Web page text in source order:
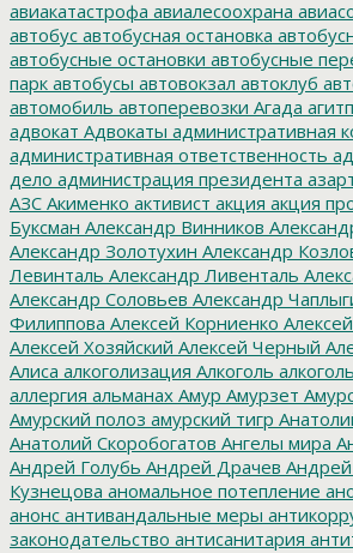
авиакатастрофа авиалесоохрана
автобус автобусная остановка
автобусные остановки автобусные
парк автобусы автовокзал автоклуб
автомобиль автоперевозки Агада
адвокат Адвокаты административная
административная ответственность
дело администрация президента
АЗС Акименко активист акция акция
Буксман Александр Винников
Александр Золотухин Александр
Левинталь Александр Ливенталь
Александр Соловьев Александр
Филиппова Алексей Корниенко
Алексей Хозяйский Алексей Черный
Алиса алкоголизация Алкоголь
аллергия альманах Амур Амурзет
Амурский полоз амурский тигр
Анатолий Скоробогатов Ангелы мира
Андрей Голубь Андрей Драчев
Кузнецова аномальное потепление
анонс антивандальные меры
законодательство антисанитария